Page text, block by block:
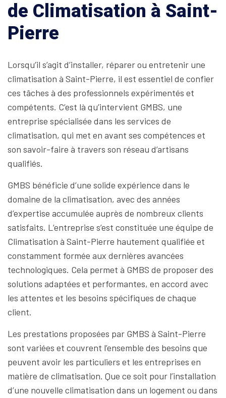
de Climatisation à Saint-
Pierre
Lorsqu’il s’agit d’installer, réparer ou entretenir une
climatisation à Saint-Pierre, il est essentiel de confier
ces tâches à des professionnels expérimentés et
compétents. C’est là qu’intervient GMBS, une
entreprise spécialisée dans les services de
climatisation, qui met en avant ses compétences et
son savoir-faire à travers son réseau d’artisans
qualifiés.
GMBS bénéficie d’une solide expérience dans le
domaine de la climatisation, avec des années
d’expertise accumulée auprès de nombreux clients
satisfaits. L’entreprise s’est constituée une équipe de
Climatisation à Saint-Pierre hautement qualifiée et
constamment formée aux dernières avancées
technologiques. Cela permet à GMBS de proposer des
solutions adaptées et performantes, en accord avec
les attentes et les besoins spécifiques de chaque
client.
Les prestations proposées par GMBS à Saint-Pierre
sont variées et couvrent l’ensemble des besoins que
peuvent avoir les particuliers et les entreprises en
matière de climatisation. Que ce soit pour l’installation
d’une nouvelle climatisation dans un logement ou dans